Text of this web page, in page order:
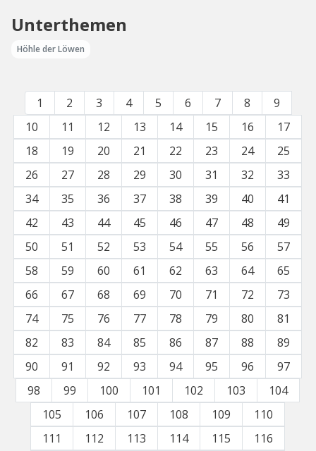
Unterthemen
Höhle der Löwen
1 2 3 4 5 6 7 8
9
10
11 12 13 14 15 16
17
18
19 20 21 22 23 24
25
26
27 28 29 30 31 32
33
34
35 36 37 38 39 40
41
42
43 44 45 46 47 48
49
50
51 52 53 54 55 56
57
58
59 60 61 62 63 64
65
66
67 68 69 70 71 72
73
74
75 76 77 78 79 80
81
82
83 84 85 86 87 88
89
90
91 92 93 94 95 96
97
98
99 100 101 102 103
104
105
106 107 108 109
110
111
112 113 114 115
116